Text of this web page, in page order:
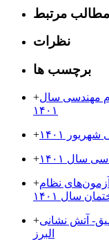
مطالب مرتبط
نظرات
برچسب ها
+مهندسی سال
۱۴۰۱
+ ۱۴۰۱
+ ۱۴۰۱
+نظام
سال ۱۴۰۱
+آتش نشانی
البرز